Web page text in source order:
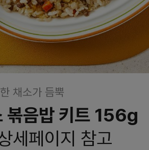
채소가 듬뿍
볶음밥 키트 156g
세페이지 참고